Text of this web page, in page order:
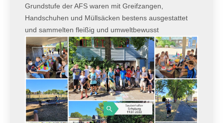
Grundstufe der AFS waren mit Greifzangen,
Handschuhen und Müllsäcken bestens ausgestattet
und sammelten fleißig und umweltbewusst